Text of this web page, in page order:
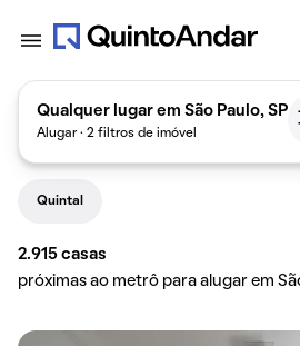
Qualquer lugar em São Paulo, SP
Alugar · 2 filtros de imóvel
Quintal
2.915 casas
próximas ao metrô para alugar em